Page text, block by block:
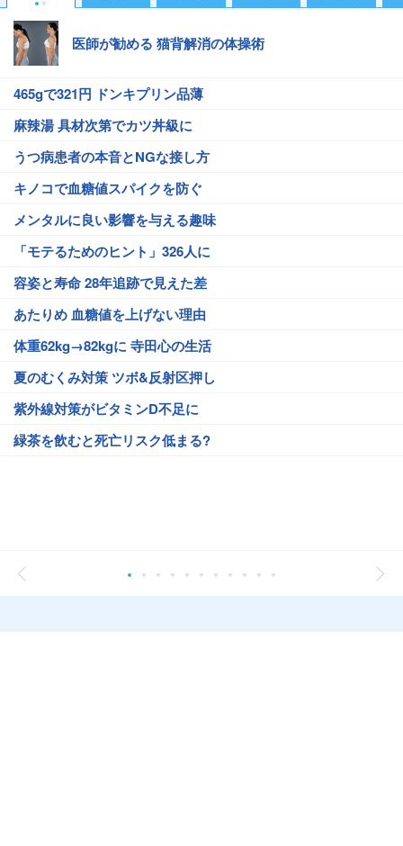
医師が勧める 猫背解消の体操術
465gで321円 ドンキプリン品薄
麻辣湯 具材次第でカツ丼級に
うつ病患者の本音とNGな接し方
キノコで血糖値スパイクを防ぐ
メンタルに良い影響を与える趣味
「モテるためのヒント」326人に
容姿と寿命 28年追跡で見えた差
あたりめ 血糖値を上げない理由
体重62kg→82kgに 寺田心の生活
夏のむくみ対策 ツボ&反射区押し
紫外線対策がビタミンD不足に
緑茶を飲むと死亡リスク低まる?